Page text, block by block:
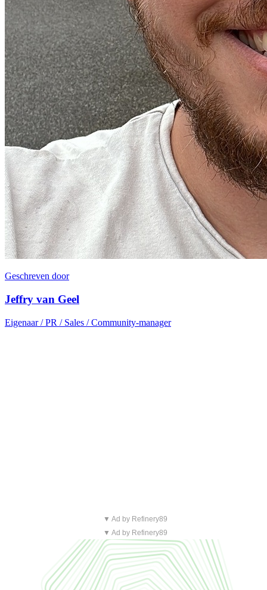
Geschreven door
Jeffry van Geel
Eigenaar / PR / Sales / Community-manager
▼ Ad by Refinery89
▼ Ad by Refinery89